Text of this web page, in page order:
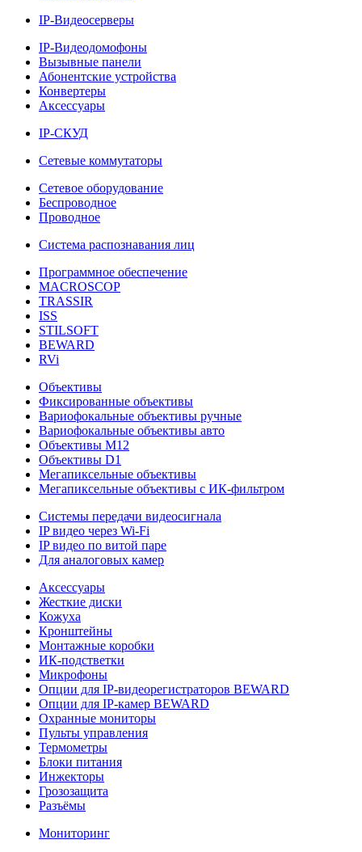
IP-Видеосерверы
IP-Видеодомофоны
Вызывные панели
Абонентские устройства
Конвертеры
Аксессуары
IP-СКУД
Сетевые коммутаторы
Сетевое оборудование
Беспроводное
Проводное
Система распознавания лиц
Программное обеспечение
MACROSCOP
TRASSIR
ISS
STILSOFT
BEWARD
RVi
Объективы
Фиксированные объективы
Вариофокальные объективы ручные
Вариофокальные объективы авто
Объективы М12
Объективы D1
Мегапиксельные объективы
Мегапиксельные объективы с ИК-фильтром
Системы передачи видеосигнала
IP видео через Wi-Fi
IP видео по витой паре
Для аналоговых камер
Аксессуары
Жесткие диски
Кожуха
Кронштейны
Монтажные коробки
ИК-подстветки
Микрофоны
Опции для IP-видеорегистраторов BEWARD
Опции для IP-камер BEWARD
Охранные мониторы
Пульты управления
Термометры
Блоки питания
Инжекторы
Грозозащита
Разъёмы
Мониторинг